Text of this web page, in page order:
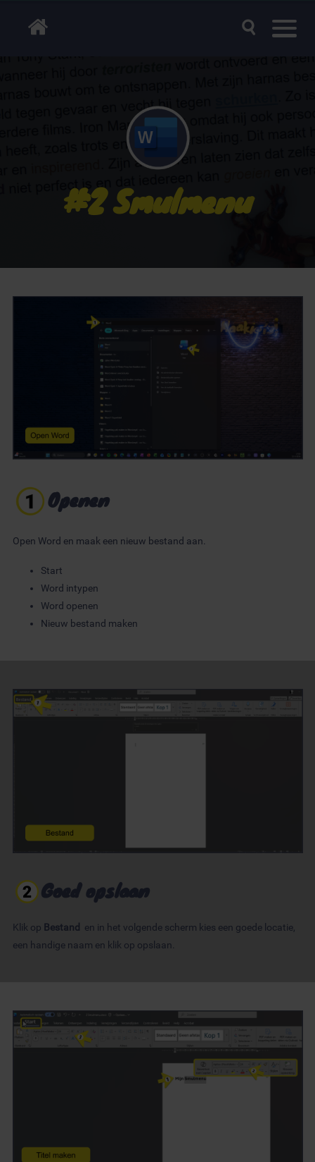
#2 Smulmenu
Openen
Open Word en maak een nieuw bestand aan.
Start
Word intypen
Word openen
Nieuw bestand maken
Goed opslaan
Klik op Bestand
en in het volgende scherm kies een goede locatie,
een handige naam en klik op opslaan.